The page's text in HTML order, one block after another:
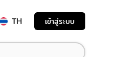
TH เข้าสู่ระบบ